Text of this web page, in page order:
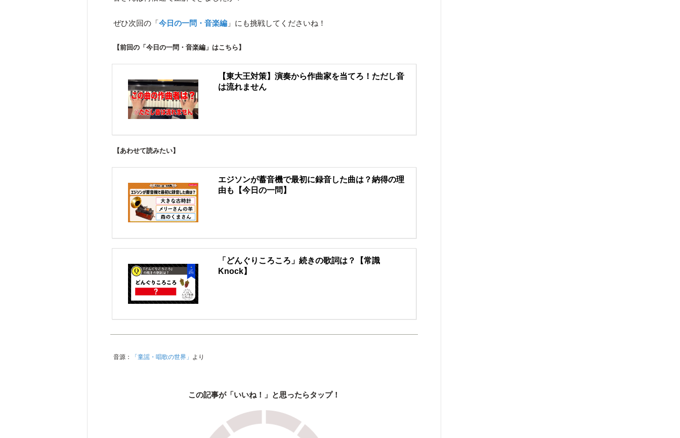
ぜひ次回の「今日の一問・音楽編 」にも挑戦してくださいね！
【前回の「今日の一問・音楽編」はこちら】
【東大王対策】演奏から作曲家を当てろ！ただし音
は流れません
【あわせて読みたい】
エジソンが蓄音機で最初に録音した曲は？納得の理
由も【今日の一問】
「どんぐりころころ」続きの歌詞は？【常識
Knock】
音源： 「童謡・唱歌の世界」 より
この記事が「いいね！」と思ったらタップ！